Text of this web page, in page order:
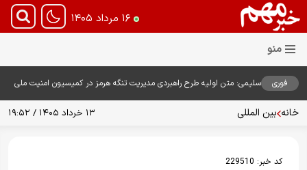
۱۶ مرداد ۱۴۰۵
فوری
سلیمی: متن اولیه طرح راهبردی مدیریت تنگه هرمز در کمیسیون امنیت ملی
خانه بین المللی ۱۳ خرداد ۱۴۰۵ / ۱۹:۵۲
کد خبر: 229510